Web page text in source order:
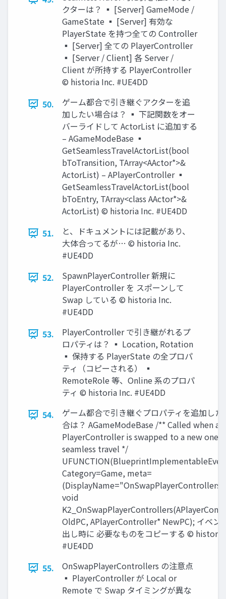
クターは？ ▪ [Server] GameMode /
GameState ▪ [Server] 有効な
PlayerState を持つ全ての Controller
▪ [Server] 全ての PlayerController
▪ [Server / Client] 各 Server /
Client が所持する PlayerController
© historia Inc. #UE4DD
50.
ゲーム都合で引き継ぐアクターを追
加したい場合は？ ▪ 下記関数をオー
バーライドして ActorList に追加する
– AGameModeBase ▪
GetSeamlessTravelActorList(bool
bToTransition, TArray<AActor*>&
ActorList) – APlayerController ▪
GetSeamlessTravelActorList(bool
bToEntry, TArray<class AActor*>&
ActorList) © historia Inc. #UE4DD
51.
と、ドキュメントには記載があり、
大体合ってるが… © historia Inc.
#UE4DD
52.
SpawnPlayerController 新規に
PlayerController を スポーンして
Swap している © historia Inc.
#UE4DD
53.
PlayerController で引き継がれるプ
ロパティは？ ▪ Location, Rotation
▪ 保持する PlayerState の全プロパ
ティ（コピーされる） ▪
RemoteRole 等、Online 系のプロパ
ティ © historia Inc. #UE4DD
54.
ゲーム都合で引き継ぐプロパティを追加した
合は？ AGameModeBase /** Called when a
PlayerController is swapped to a new one
seamless travel */
Category=Game, meta=
void
OldPC, APlayerController* NewPC); イベン
出し時に 必要なものをコピーする ©
#UE4DD
55.
OnSwapPlayerControllers の注意点
▪ PlayerController が Local or
Remote で Swap タイミングが異な